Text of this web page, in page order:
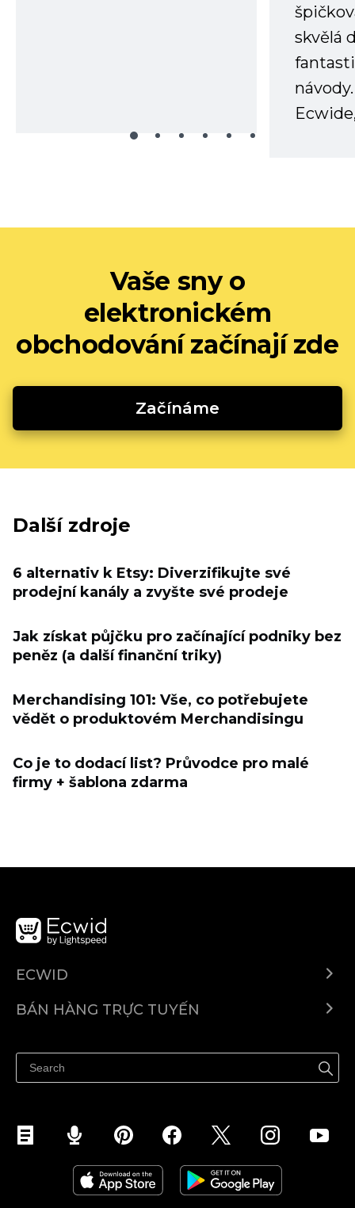
skvělá
Vaše sny o
elektronickém
obchodování začínají zde
Začínáme
Další zdroje
6 alternativ k Etsy: Diverzifikujte své
prodejní kanály a zvyšte své prodeje
Jak získat půjčku pro začínající podniky bez
peněz (a další finanční triky)
Merchandising 101: Vše, co potřebujete
vědět o produktovém Merchandisingu
Co je to dodací list? Průvodce pro malé
firmy + šablona zdarma
ECWID
Trung tâm trợ giúp
BÁN HÀNG TRỰC TUYẾN
Quảng bá ở bất cứ đâu
Kiểm soát mọi thứ